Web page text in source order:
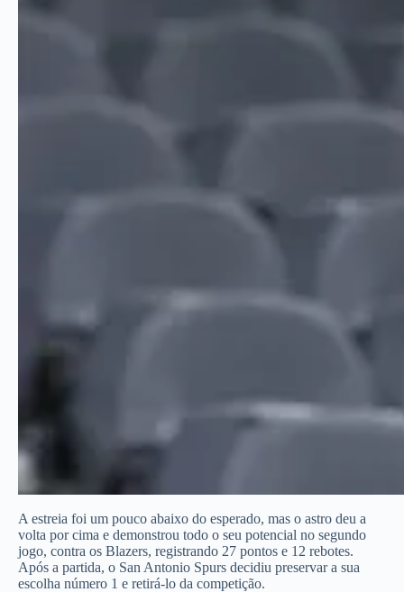
A estreia foi um pouco abaixo do esperado, mas o astro deu a
volta por cima e demonstrou todo o seu potencial no segundo
jogo, contra os Blazers, registrando 27 pontos e 12 rebotes.
Após a partida, o San Antonio Spurs decidiu preservar a sua
escolha número 1 e retirá-lo da competição.